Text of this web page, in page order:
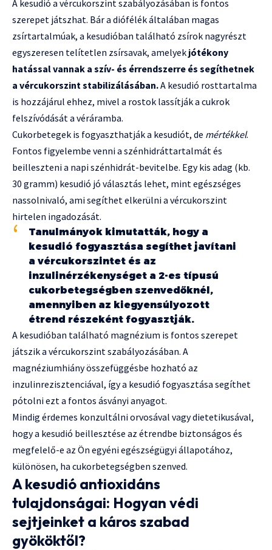
A kesudió a vércukorszint szabályozásában is fontos
szerepet játszhat. Bár a diófélék általában magas
zsírtartalmúak, a kesudióban található zsírok nagyrészt
egyszeresen telítetlen zsírsavak, amelyek jótékony
hatással vannak a szív- és érrendszerre és segíthetnek
a vércukorszint stabilizálásában.A kesudió rosttartalma
is hozzájárul ehhez, mivel a rostok lassítják a cukrok
felszívódását a véráramba.
Cukorbetegek is fogyaszthatják a kesudiót, de mértékkel.
Fontos figyelembe venni a szénhidráttartalmát és
beilleszteni a napi szénhidrát-bevitelbe. Egy kis adag (kb.
30 gramm) kesudió jó választás lehet, mint egészséges
nassolnivaló, ami segíthet elkerülni a vércukorszint
hirtelen ingadozását.
Tanulmányok kimutatták, hogy a
kesudió fogyasztása segíthet javítani
a vércukorszintet és az
inzulinérzékenységet a 2-es típusú
cukorbetegségben szenvedőknél,
amennyiben az kiegyensúlyozott
étrend részeként fogyasztják.
A kesudióban található magnézium is fontos szerepet
játszik a vércukorszint szabályozásában. A
magnéziumhiány összefüggésbe hozható az
inzulinrezisztenciával, így a kesudió fogyasztása segíthet
pótolni ezt a fontos ásványi anyagot.
Mindig érdemes konzultálni orvosával vagy dietetikusával,
hogy a kesudió beillesztése az étrendbe biztonságos és
megfelelő-e az Ön egyéni egészségügyi állapotához,
különösen, ha cukorbetegségben szenved.
A kesudió antioxidáns
tulajdonságai: Hogyan védi
sejtjeinket a káros szabad
gyököktől?